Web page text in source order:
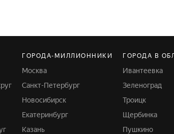
ГОРОДА-МИЛЛИОННИКИ
Москва
Санкт-Петербург
Новосибирск
Екатеринбург
Казань
ГОРОДА В
Ивантеевка
Зеленоград
Троицк
Щербинка
Пушкино